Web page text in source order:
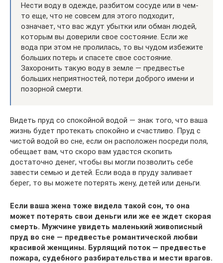
Нести воду в одежде, разбитом сосуде или в чем-
то еще, что не совсем для этого подходит,
означает, что вас ждут убытки или обман людей,
которым вы доверили свое состояние. Если же
вода при этом не пролилась, то вы чудом избежите
больших потерь и спасете свое состояние.
Захоронить такую воду в земле — предвестье
больших неприятностей, потери доброго имени и
позорной смерти.
Видеть пруд со спокойной водой — знак того, что ваша
жизнь будет протекать спокойно и счастливо. Пруд с
чистой водой во сне, если он расположен посреди поля,
обещает вам, что скоро вам удастся скопить
достаточно денег, чтобы вы могли позволить себе
завести семью и детей. Если вода в пруду заливает
берег, то вы можете потерять жену, детей или деньги.
Если ваша жена тоже видела такой сон, то она
может потерять свои деньги или же ее ждет скорая
смерть. Мужчине увидеть маленький живописный
пруд во сне — предвестье романтической любви
красивой женщины. Бурлящий поток — предвестье
пожара, судебного разбирательства и мести врагов.